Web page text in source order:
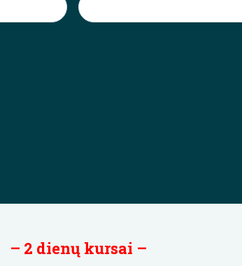
– 2 dienų kursai –